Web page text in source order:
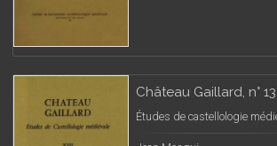
Château Gaillard, n° 13
Études de castellologie